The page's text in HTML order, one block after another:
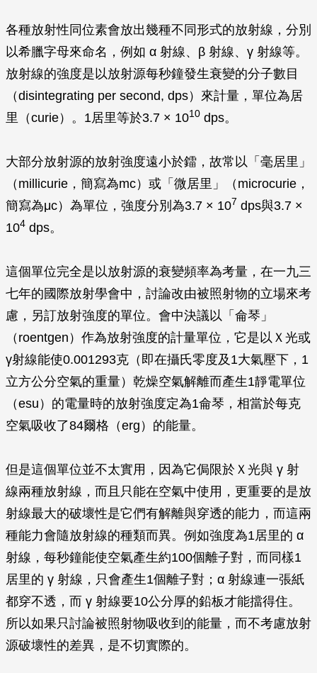
各種放射性同位素會放出幾種不同形式的放射線，分別
以希臘字母來命名，例如 α 射線、 β 射線、 γ 射線等。
放射線的強度是以放射源每秒鐘發生衰變的分子數目
（disintegrating per second, dps）來計量，單位為居
里（curie）。1居里等於3.7 × 1010 dps。
大部分放射源的放射強度遠小於鐳，故常以「毫居里」
（millicurie，簡寫為mc）或「微居里」（microcurie，
簡寫為μc）為單位，強度分別為3.7 × 107 dps與3.7 ×
104 dps。
這個單位完全是以放射源的衰變頻率為考量，在一九三
七年的國際放射學會中，討論改由被照射物的立場來考
慮，另訂放射強度的單位。會中決議以「侖琴」
（roentgen）作為放射強度的計量單位，它是以Ｘ光或
γ射線能使0.001293克（即在攝氏零度及1大氣壓下，1
立方公分空氣的重量）乾燥空氣解離而產生1靜電單位
（esu）的電量時的放射強度定為1侖琴，相當於每克
空氣吸收了84爾格（erg）的能量。
但是這個單位並不太實用，因為它侷限於Ｘ光與 γ 射
線兩種放射線，而且只能在空氣中使用，更重要的是放
射線最大的破壞性是它們有解離與穿透的能力，而這兩
種能力會隨放射線的種類而異。例如強度為1居里的 α
射線，每秒鐘能使空氣產生約100個離子對，而同樣1
居里的 γ 射線，只會產生1個離子對； α 射線連一張紙
都穿不透，而 γ 射線要10公分厚的鉛板才能擋得住。
所以如果只討論被照射物吸收到的能量，而不考慮放射
源破壞性的差異，是不切實際的。